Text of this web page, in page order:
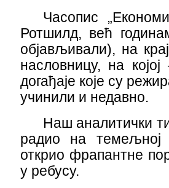
Часопис
Ротшилд, већ
објављивали), на
насловницу, на
догађаје које су
учинили и недавно.
Наш аналитички
радио на темељној
открио фрапантне
у ребусу.